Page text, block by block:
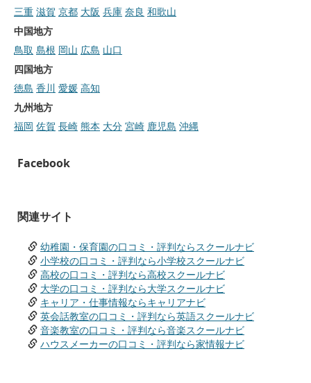
三重 滋賀 京都 大阪 兵庫 奈良 和歌山
中国地方
鳥取 島根 岡山 広島 山口
四国地方
徳島 香川 愛媛 高知
九州地方
福岡 佐賀 長崎 熊本 大分 宮崎 鹿児島 沖縄
Facebook
関連サイト
幼稚園・保育園の口コミ・評判ならスクールナビ
小学校の口コミ・評判なら小学校スクールナビ
高校の口コミ・評判なら高校スクールナビ
大学の口コミ・評判なら大学スクールナビ
キャリア・仕事情報ならキャリアナビ
英会話教室の口コミ・評判なら英語スクールナビ
音楽教室の口コミ・評判なら音楽スクールナビ
ハウスメーカーの口コミ・評判なら家情報ナビ